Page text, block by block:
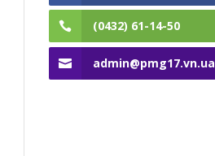
(0432) 61-14-50
admin@pmg17.vn.ua